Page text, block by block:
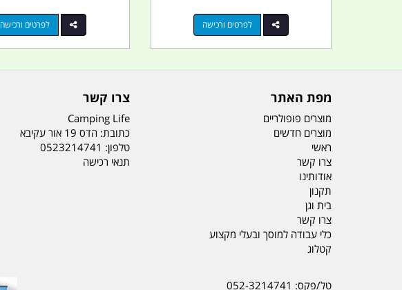
לפרטים ורכישה לפרטים ורכישה
מפת האתר
מוצרים פופולריים
מוצרים חדשים
ראשי
צרו קשר
אודותינו
תקנון
בית וגן
צרו קשר
כלי עבודה למוסך ובעלי מקצוע
קטלוג
צרו קשר
Camping Life
כתובת: הדס 19 אור עקיבא
טלפון: 0523214741
תנאי רכישה
טל/פקס: 052-3214741